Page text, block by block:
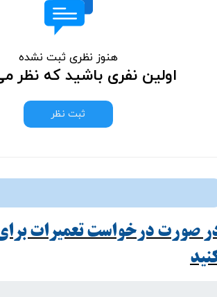
هنوز نظری ثبت نشده
اولین نفری باشید که نظر
ثبت نظر
صورت درخواست تعمیرات